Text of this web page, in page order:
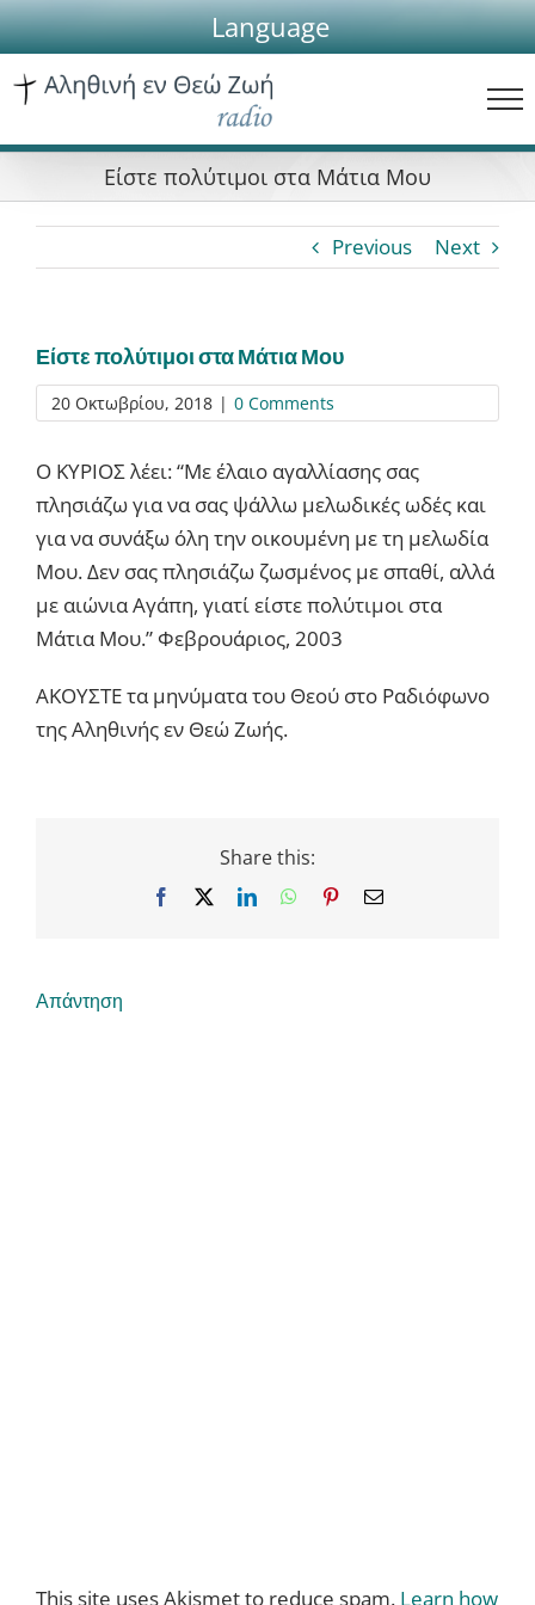
Skip
to
content
Language
Είστε πολύτιμοι στα Μάτια Μου
Previous Next
Είστε πολύτιμοι στα Μάτια Μου
20 Οκτωβρίου, 2018 | 0 Comments
Ο ΚΥΡΙΟΣ λέει: “Με έλαιο αγαλλίασης σας
πλησιάζω για να σας ψάλλω μελωδικές ωδές και
για να συνάξω όλη την οικουμένη με τη μελωδία
Μου. Δεν σας πλησιάζω ζωσμένος με σπαθί, αλλά
με αιώνια Αγάπη, γιατί είστε πολύτιμοι στα
Μάτια Μου.” Φεβρουάριος, 2003
ΑΚΟΥΣΤΕ τα μηνύματα του Θεού στο Ραδιόφωνο
της Αληθινής εν Θεώ Ζωής.
Share this:
Facebook LinkedInWhatsApp
PinterestEmail
Απάντηση
This site uses Akismet to reduce spam. Learn how